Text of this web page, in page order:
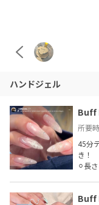
ハンドジェル
Buff
所要
45分
き！
⚪︎長
Buff